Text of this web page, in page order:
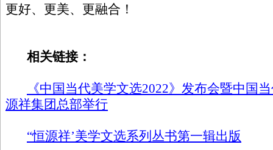
更好、更美、更融合！
相关链接：
《中国当代美学文选2022》发布会暨中国
源祥集团总部举行
“恒源祥’美学文选系列丛书第一辑出版